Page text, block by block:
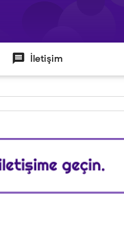
message İletişim